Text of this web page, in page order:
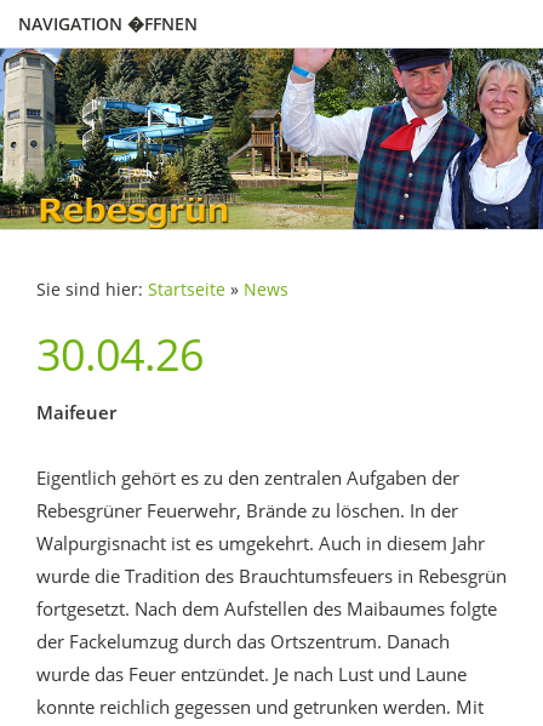
NAVIGATION �FFNEN
Sie sind hier: Startseite » News
30.04.26
Maifeuer
Eigentlich gehört es zu den zentralen Aufgaben der
Rebesgrüner Feuerwehr, Brände zu löschen. In der
Walpurgisnacht ist es umgekehrt. Auch in diesem Jahr
wurde die Tradition des Brauchtumsfeuers in Rebesgrün
fortgesetzt. Nach dem Aufstellen des Maibaumes folgte
der Fackelumzug durch das Ortszentrum. Danach
wurde das Feuer entzündet. Je nach Lust und Laune
konnte reichlich gegessen und getrunken werden. Mit